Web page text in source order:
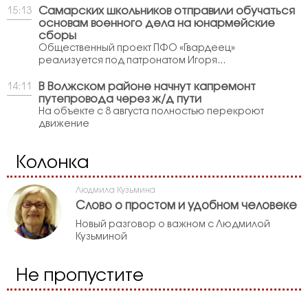
15:13
Самарских школьников отправили обучаться
основам военного дела на юнармейские
сборы
Общественный проект ПФО «Гвардеец»
реализуется под патронатом Игоря...
14:11
В Волжском районе начнут капремонт
путепровода через ж/д пути
На объекте с 8 августа полностью перекроют
движение
Колонка
Людмила Кузьмина
Слово о простом и удобном человеке
Новый разговор о важном с Людмилой
Кузьминой
Не пропустите